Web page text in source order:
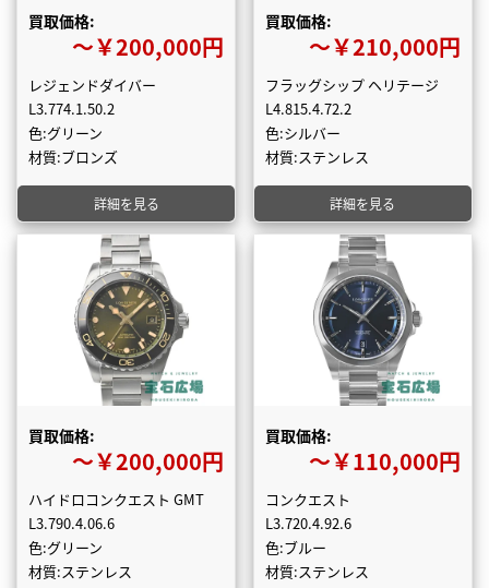
買取価格:
〜￥200,000円
レジェンドダイバー
L3.774.1.50.2
色:グリーン
材質:ブロンズ
詳細を見る
買取価格:
〜￥210,000円
フラッグシップ ヘリテージ
L4.815.4.72.2
色:シルバー
材質:ステンレス
詳細を見る
買取価格:
〜￥200,000円
ハイドロコンクエスト GMT
L3.790.4.06.6
色:グリーン
材質:ステンレス
買取価格:
〜￥110,000円
コンクエスト
L3.720.4.92.6
色:ブルー
材質:ステンレス